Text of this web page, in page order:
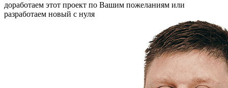
доработаем этот проект по Вашим пожеланиям или
разработаем новый с нуля